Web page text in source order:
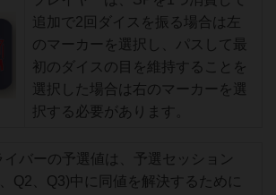
追加で2回ダイスを振る場合は左
のマーカーを選択し、パスして最
初のダイスの目を維持することを
選択した場合は右のマーカーを選
択する必要があります。
イバーの予選値は、予選セッション
Q2、Q3)中に同値を解決するために